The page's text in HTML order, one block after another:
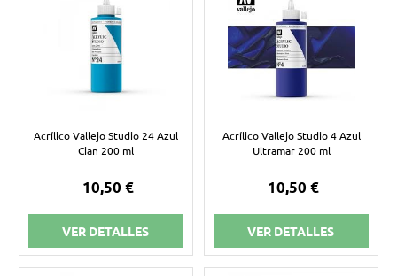
Acrílico Vallejo Studio 24 Azul
Cian 200 ml
10,50 €
VER DETALLES
Acrílico Vallejo Studio 4 Azul
Ultramar 200 ml
10,50 €
VER DETALLES